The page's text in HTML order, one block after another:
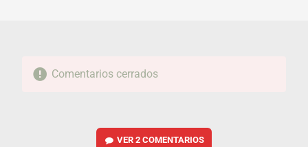
Comentarios cerrados
VER2 COMENTARIOS